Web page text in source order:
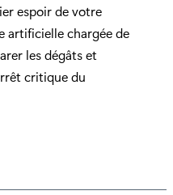
espoir de votre
artificielle chargée de
les dégâts et
critique du